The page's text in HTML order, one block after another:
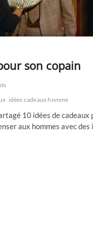
son copain
idées cadeaux homme
10 idées de cadeaux
aux hommes avec des